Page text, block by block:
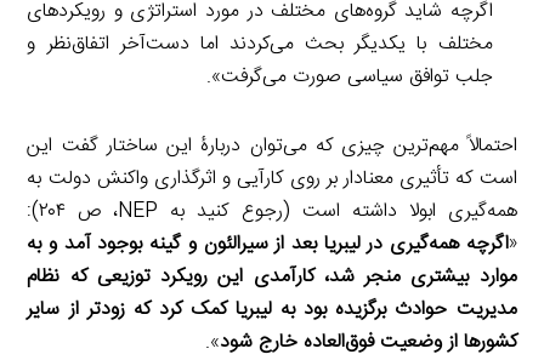
اگرچه شاید گروه‌های مختلف در مورد استراتژی و رویکردهای
مختلف با یکدیگر بحث می‌کردند اما دست‌آخر اتفاق‌نظر و
جلب توافق سیاسی صورت می‌گرفت».
احتمالاً مهم‌ترین چیزی که می‌توان دربارۀ این ساختار گفت این
است که تأثیری معنادار بر روی کارآیی و اثرگذاری واکنش دولت به
همه‌گیری ابولا داشته است (رجوع کنید به NEP، ص ۲۰۴):
«اگرچه همه‌گیری در لیبریا بعد از سیرالئون و گینه بوجود آمد و به
موارد بیشتری منجر شد، کارآمدی این رویکرد توزیعی که نظام
مدیریت حوادث برگزیده بود به لیبریا کمک کرد که زودتر از سایر
کشورها از وضعیت فوق‌العاده خارج شود».